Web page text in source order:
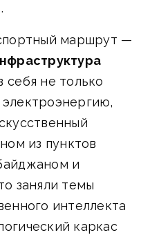
маршрут —
не только
из пунктов
и
заняли темы
интеллекта
каркас